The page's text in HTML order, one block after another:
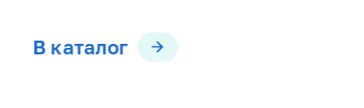
В каталог